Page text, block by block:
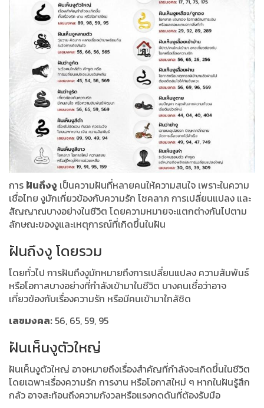
การ ฝันถึงงู เป็นความฝันที่หลายคนให้ความสนใจ เพราะในความ
เชื่อไทย งูมักเกี่ยวข้องกับความรัก โชคลาภ การเปลี่ยนแปลง และ
สัญญาณบางอย่างในชีวิต โดยความหมายจะแตกต่างกันไปตาม
ลักษณะของงูและเหตุการณ์ที่เกิดขึ้นในฝัน
ฝันถึงงู โดยรวม
โดยทั่วไป การฝันถึงงูมักหมายถึงการเปลี่ยนแปลง ความสัมพันธ์
หรือโอกาสบางอย่างที่กำลังเข้ามาในชีวิต บางคนเชื่อว่าอาจ
เกี่ยวข้องกับเรื่องความรัก หรือมีคนเข้ามาใกล้ชิด
เลขมงคล: 56, 65, 59, 95
ฝันเห็นงูตัวใหญ่
ฝันเห็นงูตัวใหญ่ อาจหมายถึงเรื่องสำคัญที่กำลังจะเกิดขึ้นในชีวิต
โดยเฉพาะเรื่องความรัก การงาน หรือโอกาสใหม่ ๆ หากในฝันรู้สึก
กลัว อาจสะท้อนถึงความกังวลหรือแรงกดดันที่ต้องรับมือ